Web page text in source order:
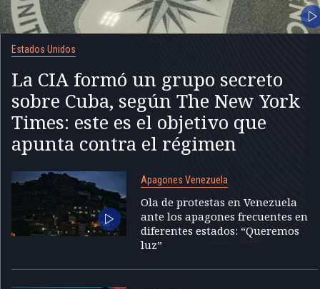
Estados Unidos
La CIA formó un grupo secreto
sobre Cuba, según The New York
Times: este es el objetivo que
apunta contra el régimen
Apagones Venezuela
Ola de protestas en Venezuela
ante los apagones frecuentes en
diferentes estados: “Queremos
luz”